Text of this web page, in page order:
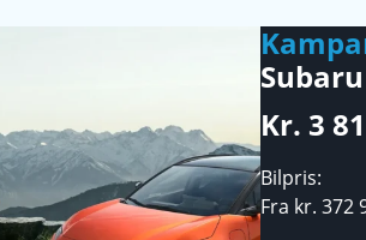
Kr. 3
Bilpris:
Fra kr. 372